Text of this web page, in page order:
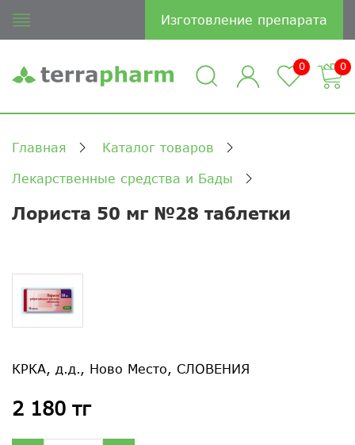
Изготовление препарата
0 0
Главная Каталог товаров
Лекарственные средства и Бады
Лориста 50 мг №28 таблетки
КРКА, д.д., Ново Место, СЛОВЕНИЯ
2 180 тг